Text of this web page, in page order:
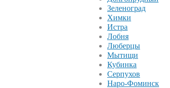
Зеленоград
Химки
Истра
Лобня
Люберцы
Мытищи
Кубинка
Серпухов
Наро-Фоминск